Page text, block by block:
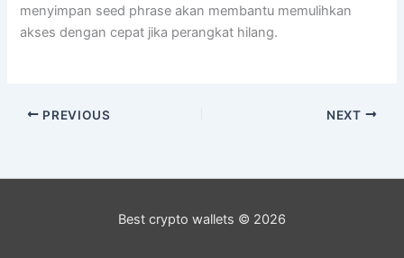
menyimpan seed phrase akan membantu memulihkan
akses dengan cepat jika perangkat hilang.
PREVIOUS NEXT
Best crypto wallets © 2026